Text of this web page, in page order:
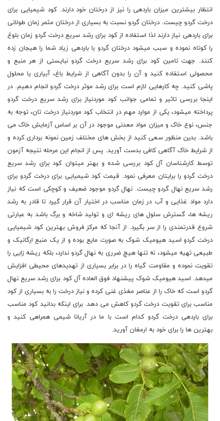
انتظار بیشترین میزان باردهی را نیز از درختان خود دارند. کود شیمیایی برای
درخت گردو چیست. درختان گردو نسبت به بسیاری از درختان مثمر زمان طولانی
برای باردهی نیاز دارند لذا استفاده از کود برای رشد سریع درخت گردو زمان بلوغ
را کوتاه نموده و سبب میشود درختان گردو با باردهی زیاد شما را هیجان زده
کنند. جهت تامین کود برای رشد سریع درخت گردو نبایستی از هر منبع و
محصولی استفاده کنید و آن را بدون آگاهی از شرایط باغ، آبیاری یا محلول
پاشی کنید. چه کارهایی لازم است برای رشد موثر درخت گردو انجام دهیم. در
اینجا بررسی تاثیر و تمامی جوانب کود موردنیاز برای رشد سریع درخت گردو
پرداخته میشود، یکی از موارد مهم در انتخاب کود موردنیاز درخت تان، توجه به
جنس، نوع خاک و میزان مواد معدنی موجود در آن بر اساس آزمایش خاک می
باشد. بدین منظور سعی کنید از بخش های مختلف زمین نمونه برداری کرده و
از شرایط خاک آگاهی کافی بدست آورید. پس از انجام این مرحله نتیجه آزمون
توسط کارشناسان آل کود بررسی شده و بهتر میتوان کود برای رشد سریع
درخت گردو را برایتان معرفی نمود. قیمت کود شیمیایی برای درخت گردو برای
رشد سریع نهال گردو چیست. نهال گردو موجود ضعیف و کوچکی است که نیاز
دارد مواد غذایی و آب در زمان مناسب در اختیار آن قرار گیرد تا قادر به رشد
ریشه ها، گسترش سلول های ریشه ای و تولید شاخه و برگ باشد به عبارتی
شروع قدرتمندی را از سر بگیرد. از آنجا که مرکز فروش بهترین کود شیمیایی
درخت گردو اسید هیومیک شوک به صورت مایع بوده و از یک منبع ارگانیک و
طبیعی تهیه میشود، نه تنها هیچ ضرری به نهال گردو ندارد، بلکه ریشه زایی را
تقویت نموده و مقاومت گیاه را در برابر بسیاری از تهدیدهای محیطی افزایش
میدهد. اسید هیومیک شوک پیشنهاد فوق العاده آل کود برای رشد سریع نهال
گردو است که خاک را از عناصر مغذی غنی کرده و نیاز درخت را به بسیاری از کود
مناسب برای تقویت درخت گردو کاهش می دهد. برای اینکه بدانید کود مناسب
برای باردهی درخت گردو کدام است با ما در آریانا شیمی همراهی کنید و
بهترین ها را برای خود به ارمغان آورید.